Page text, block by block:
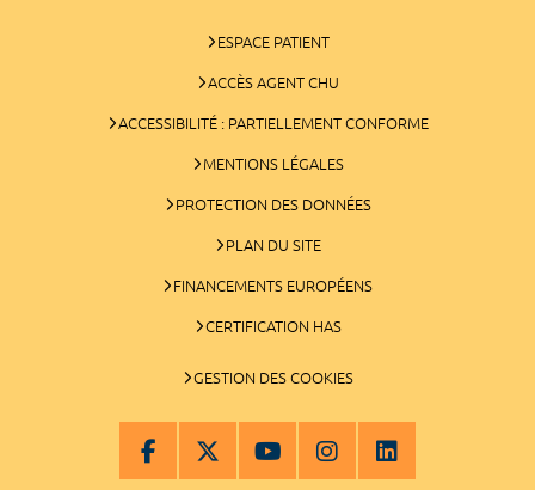
ESPACE PATIENT
ACCÈS AGENT CHU
ACCESSIBILITÉ : PARTIELLEMENT CONFORME
MENTIONS LÉGALES
PROTECTION DES DONNÉES
PLAN DU SITE
FINANCEMENTS EUROPÉENS
CERTIFICATION HAS
GESTION DES COOKIES